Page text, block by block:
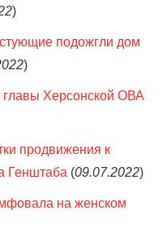
)
подожгли дом
)
главы Херсонской ОВА
продвижения к
Генштаба (09.07.2022)
на женском